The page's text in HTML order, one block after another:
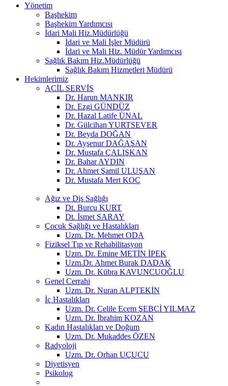
Yönetim
Başhekim
Başhekim Yardımcısı
İdari Mali Hiz.Müdürlüğü
İdari ve Mali İşler Müdürü
İdari ve Mali Hiz. Müdür Yardımcısı
Sağlık Bakım Hiz.Müdürlüğü
Sağlık Bakım Hizmetleri Müdürü
Hekimlerimiz
ACİL SERVİS
Dr. Harun MANKIR
Dr. Ezgi GÜNDÜZ
Dr. Hazal Latife ÜNAL
Dr. Gülcihan YURTSEVER
Dr. Beyda DOĞAN
Dr. Ayşenur DAĞAŞAN
Dr. Mustafa ÇALIŞKAN
Dr. Bahar AYDIN
Dr. Ahmet Şamil ULUŞAN
Dr. Mustafa Mert KOÇ
Ağız ve Diş Sağlığı
Dt. Burcu KURT
Dt. İsmet SARAY
Çocuk Sağlığı ve Hastalıkları
Uzm. Dr. Mehmet ODA
Fiziksel Tıp ve Rehabilitasyon
Uzm. Dr. Emine METİN İPEK
Uzm.Dr. Ahmet Burak DADAK
Uzm. Dr. Kübra KAVUNCUOĞLU
Genel Cerrahi
Uzm. Dr. Nuran ALPTEKİN
İç Hastalıkları
Uzm. Dr. Celile Ecem ŞEBCİ YILMAZ
Uzm. Dr. İbrahim KOZAN
Kadın Hastalıkları ve Doğum
Uzm. Dr. Mukaddes ÖZEN
Radyoloji
Uzm. Dr. Orhan UÇUCU
Diyetisyen
Psikolog